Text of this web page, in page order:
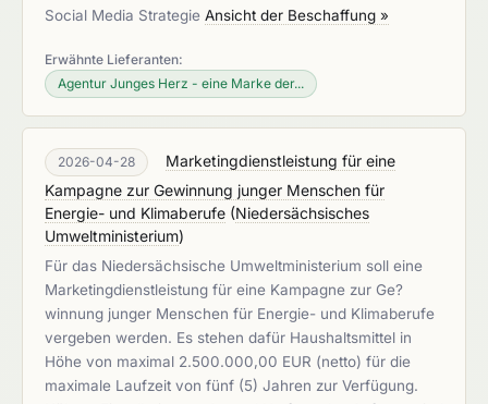
Social Media Strategie Ansicht der Beschaffung »
Erwähnte Lieferanten:
Agentur Junges Herz - eine Marke der...
2026-04-28
Marketingdienstleistung für eine
Kampagne zur Gewinnung junger Menschen für
Energie- und Klimaberufe (Niedersächsisches
Umweltministerium)
Für das Niedersächsische Umweltministerium soll eine
Marketingdienstleistung für eine Kampagne zur Ge?
winnung junger Menschen für Energie- und Klimaberufe
vergeben werden. Es stehen dafür Haushaltsmittel in
Höhe von maximal 2.500.000,00 EUR (netto) für die
maximale Laufzeit von fünf (5) Jahren zur Verfügung.